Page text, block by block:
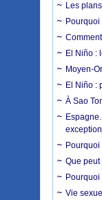
Les
El Niño :
Moyen-
El Niño :
À Sao
Que peut
Vie